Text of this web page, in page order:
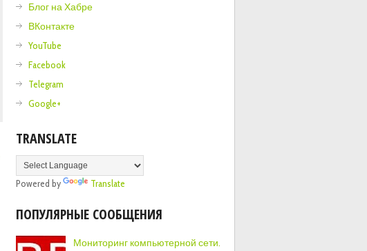
Блог на Хабре
ВКонтакте
YouTube
Facebook
Telegram
Google+
TRANSLATE
Powered by Translate
ПОПУЛЯРНЫЕ СООБЩЕНИЯ
Мониторинг компьютерной сети.